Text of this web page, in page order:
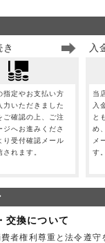
指定やお支払い方
力いただきました
ご確認の上、ご注
ジへお進みくださ
り受付確認メール
れます。
入
当
入
と
め
メ
す。
交換について
者権利尊重と法令遵守